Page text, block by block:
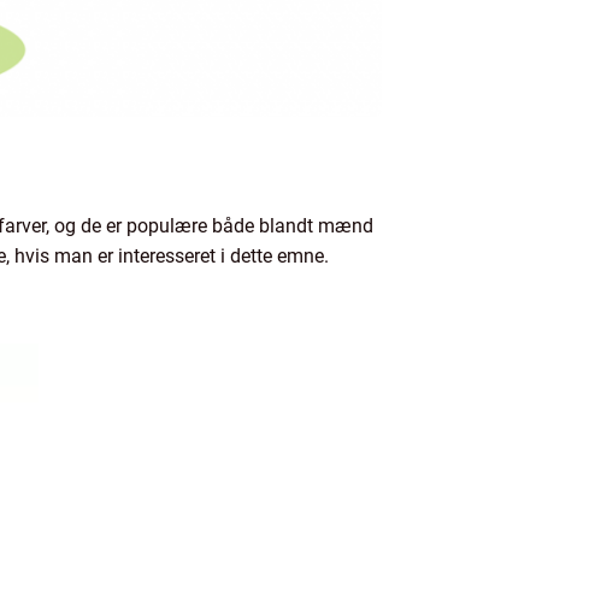
og de er populære både blandt mænd
hvis man er interesseret i dette emne.